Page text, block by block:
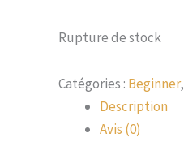
Rupture de stock
Catégories : Beginner,
Description
Avis (0)